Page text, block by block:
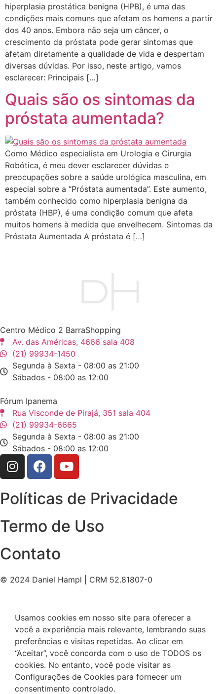
hiperplasia prostática benigna (HPB), é uma das
condições mais comuns que afetam os homens a partir
dos 40 anos. Embora não seja um câncer, o
crescimento da próstata pode gerar sintomas que
afetam diretamente a qualidade de vida e despertam
diversas dúvidas. Por isso, neste artigo, vamos
esclarecer: Principais […]
Quais são os sintomas da
próstata aumentada?
Como Médico especialista em Urologia e Cirurgia
Robótica, é meu dever esclarecer dúvidas e
preocupações sobre a saúde urológica masculina, em
especial sobre a “Próstata aumentada”. Este aumento,
também conhecido como hiperplasia benigna da
próstata (HBP), é uma condição comum que afeta
muitos homens à medida que envelhecem. Sintomas da
Próstata Aumentada A próstata é […]
Centro Médico 2 BarraShopping
Av. das Américas, 4666 sala 408
(21) 99934-1450
Segunda à Sexta - 08:00 as 21:00
Sábados - 08:00 as 12:00
Fórum Ipanema
Rua Visconde de Pirajá, 351 sala 404
(21) 99934-6665
Segunda à Sexta - 08:00 as 21:00
Sábados - 08:00 as 12:00
Políticas de Privacidade
Termo de Uso
Contato
© 2024 Daniel Hampl | CRM 52.81807-0
Usamos cookies em nosso site para oferecer a
você a experiência mais relevante, lembrando suas
preferências e visitas repetidas. Ao clicar em
“Aceitar”, você concorda com o uso de TODOS os
cookies. No entanto, você pode visitar as
Configurações de Cookies para fornecer um
consentimento controlado.